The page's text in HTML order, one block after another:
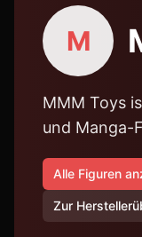
M
MMM Toys
und Manga-
Alle Figuren
Zur